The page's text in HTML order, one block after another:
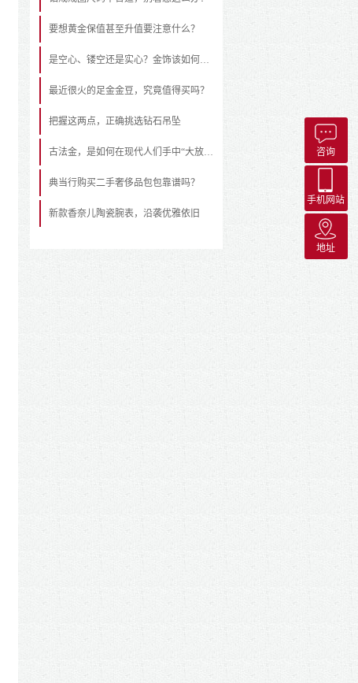
要想黄金保值甚至升值要注意什么？
是空心、镂空还是实心？金饰该如何挑选
最近很火的足金金豆，究竟值得买吗？
把握这两点，正确挑选钻石吊坠
古法金，是如何在现代人们手中“大放异彩”的？
典当行购买二手奢侈品包包靠谱吗？
新款香奈儿陶瓷腕表，沿袭优雅依旧
咨询
手机网站
地址